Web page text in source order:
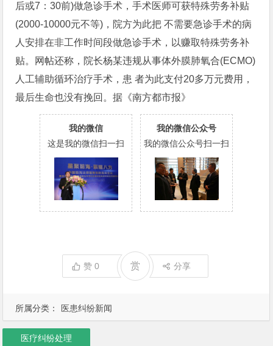
所属分类： 医患纠纷新闻
后或7：30前)做急诊手术，手术医师可获特殊劳务补贴
(2000-10000元不等)，院方为此把 不需要急诊手术的病
人安排在非工作时间段做急诊手术，以赚取特殊劳务补
贴。网帖还称，院长杨某违规从事体外膜肺氧合(ECMO)
人工辅助循环治疗手术，患 者为此支付20多万元费用，
最后生命也没有挽回。据《南方都市报》
我的微信
这是我的微信扫一扫
我的微信公众号
我的微信公众号扫一扫
赞0 赏 分享
医疗纠纷处理